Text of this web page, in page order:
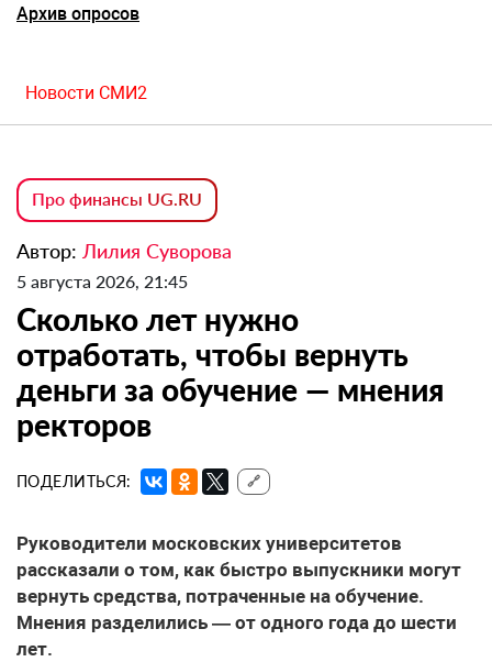
Архив опросов
Новости СМИ2
Про финансы UG.RU
Автор: Лилия Суворова
5 августа 2026, 21:45
Сколько лет нужно
отработать, чтобы вернуть
деньги за обучение — мнения
ректоров
ПОДЕЛИТЬСЯ: 🔗
Руководители московских университетов
рассказали о том, как быстро выпускники могут
вернуть средства, потраченные на обучение.
Мнения разделились — от одного года до шести
лет.